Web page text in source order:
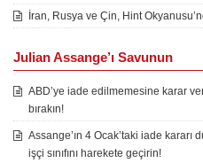
İran, Rusya ve Çin, Hint
Julian Assange’ı Savunun
ABD’ye iade edilmemesine karar
bırakın!
Assange’ın 4 Ocak’taki iade
işçi sınıfını harekete geçirin!